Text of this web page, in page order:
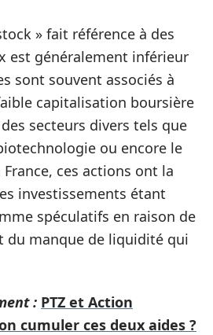
» fait référence à des
est généralement inférieur
sont souvent associés à
capitalisation boursière
secteurs divers tels que
ou encore le
ces actions ont la
investissements étant
spéculatifs en raison de
du manque de liquidité qui
: PTZ et Action
cumuler ces deux aides ?